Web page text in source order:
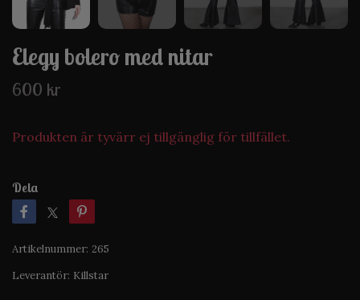
Elegy bolero med nitar
600 kr
Produkten är tyvärr ej tillgänglig för tillfället.
Dela
Artikelnummer: 265
Leverantör: Killstar